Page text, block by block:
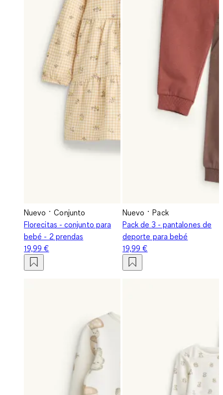
Nuevo
Conjunto
Florecitas - conjunto para
bebé - 2 prendas
19,99 €
Nuevo
Pack
Pack de 3 - pantalones de
deporte para bebé
19,99 €